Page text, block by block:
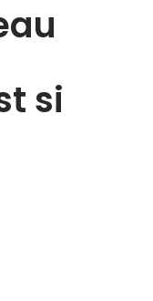
si